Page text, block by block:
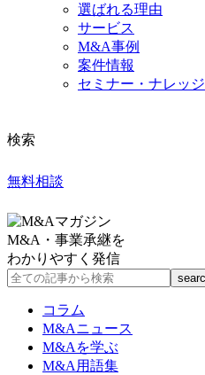
選ばれる理由
サービス
M&A事例
案件情報
セミナー・ナレッジ
検索
無料相談
M&A・事業承継を
わかりやすく発信
コラム
M&Aニュース
M&Aを学ぶ
M&A用語集